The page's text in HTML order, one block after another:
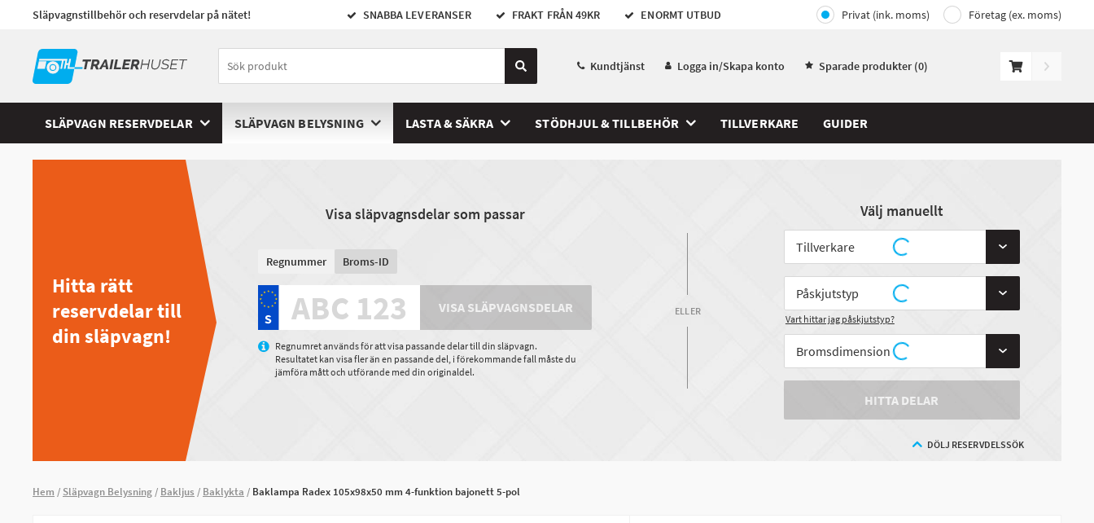
Släpvagnstillbehör och reservdelar på nätet! SNABBA LEVERANSER FRAKT FRÅN 49KR ENORMT UTBUD Privat (ink. moms) Företag (ex. moms)
Kundtjänst Logga in/Skapa konto Sparade produkter (0)
SLÄPVAGN RESERVDELAR SLÄPVAGN BELYSNING LASTA & SÄKRA STÖDHJUL & TILLBEHÖR TILLVERKARE GUIDER
Hitta rätt
reservdelar till
din släpvagn!
Visa släpvagnsdelar som passar
Regnummer Broms-ID
VISA SLÄPVAGNSDELAR
Regnumret används för att visa passande delar till din släpvagn.
Resultatet kan visa fler än en passande del, i förekommande fall måste du
jämföra mått och utförande med din originaldel.
ELLER
Välj manuellt
Vart hittar jag påskjutstyp?
HITTA DELAR
DÖLJ RESERVDELSSÖK
Hem Släpvagn Belysning Bakljus Baklykta Baklampa Radex 105x98x50 mm 4-funktion bajonett 5-pol